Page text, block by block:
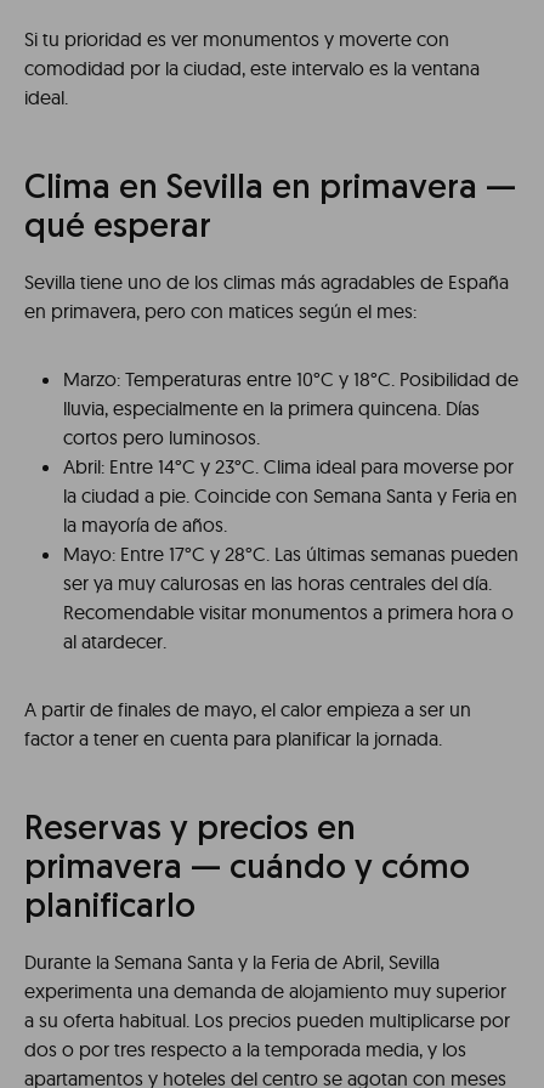
Si tu prioridad es ver monumentos y moverte con
comodidad por la ciudad, este intervalo es la ventana
ideal.
Clima en Sevilla en primavera —
qué esperar
Sevilla tiene uno de los climas más agradables de España
en primavera, pero con matices según el mes:
Marzo: Temperaturas entre 10°C y 18°C. Posibilidad de
lluvia, especialmente en la primera quincena. Días
cortos pero luminosos.
Abril: Entre 14°C y 23°C. Clima ideal para moverse por
la ciudad a pie. Coincide con Semana Santa y Feria en
la mayoría de años.
Mayo: Entre 17°C y 28°C. Las últimas semanas pueden
ser ya muy calurosas en las horas centrales del día.
Recomendable visitar monumentos a primera hora o
al atardecer.
A partir de finales de mayo, el calor empieza a ser un
factor a tener en cuenta para planificar la jornada.
Reservas y precios en
primavera — cuándo y cómo
planificarlo
Durante la Semana Santa y la Feria de Abril, Sevilla
experimenta una demanda de alojamiento muy superior
a su oferta habitual. Los precios pueden multiplicarse por
dos o por tres respecto a la temporada media, y los
apartamentos y hoteles del centro se agotan con meses